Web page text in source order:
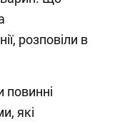
розповіли в
повинні
які